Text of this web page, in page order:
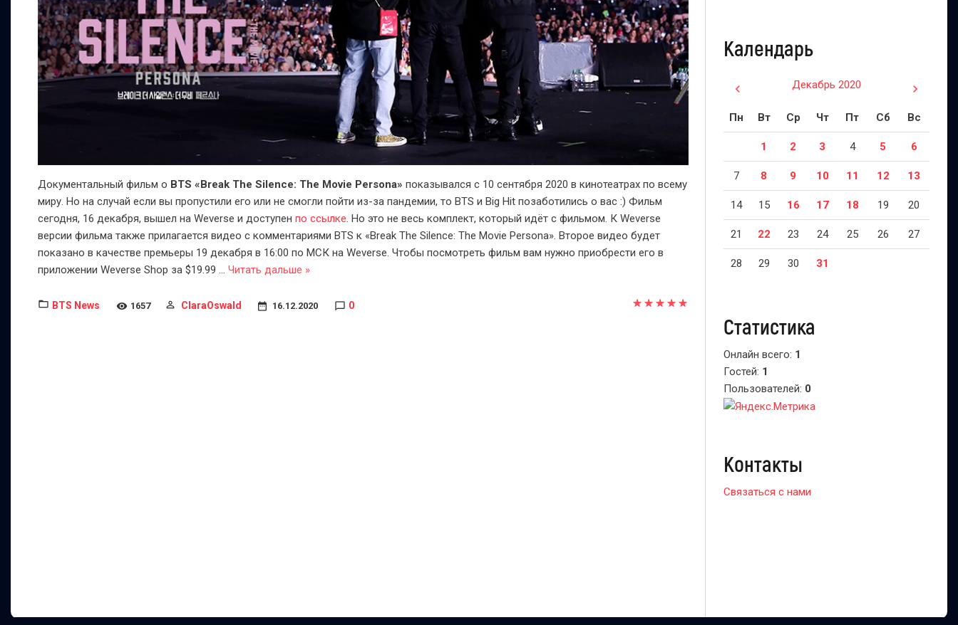
Документальный фильм о BTS «Break The Silence: The Movie Persona» показывался с 10 сентября 2020 в кинотеатрах по всему
миру. Но на случай если вы пропустили его или не смогли пойти из-за пандемии, то BTS и Big Hit позаботились о вас :) Фильм
сегодня, 16 декабря, вышел на Weverse и доступен по ссылке. Но это не весь комплект, который идёт с фильмом. К Weverse
версии фильма также прилагается видео с комментариями BTS к «Break The Silence: The Movie Persona». Второе видео будет
показано в качестве премьеры 19 декабря в 16:00 по МСК на Weverse. Чтобы посмотреть фильм вам нужно приобрести его в
приложении Weverse Shop за $19.99 ... Читать дальше »
BTS News 1657 ClaraOswald 16.12.2020 0
Календарь
Декабрь 2020
Пн Вт Ср Чт Пт Сб Вс
1 2 3 4 5 6
7 8 9 10 11 12 13
14 15 16 17 18 19 20
21 22 23 24 25 26 27
28 29 30 31
Статистика
Онлайн всего: 1
Гостей: 1
Пользователей: 0
Контакты
Связаться с нами